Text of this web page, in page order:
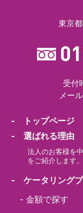
東京
受付
メー
- トップページ
- 選ばれる理由
法人のお客様を
をご紹介します。
- ケータリング
-金額で探す